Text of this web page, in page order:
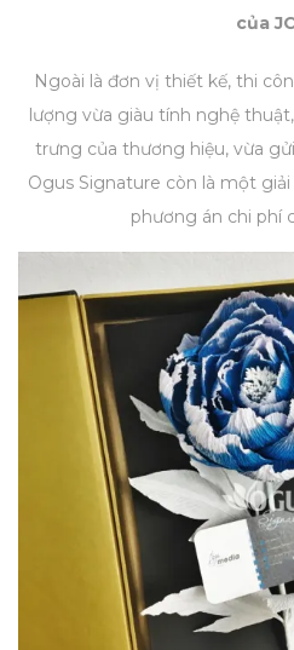
của
Ngoài là đơn vị thiết kế, thi
lượng vừa giàu tính nghệ
trưng của thương hiệu, vừa
Ogus Signature còn là một
phương án chi phí